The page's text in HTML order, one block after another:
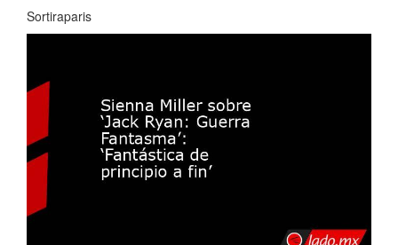
Sortiraparis